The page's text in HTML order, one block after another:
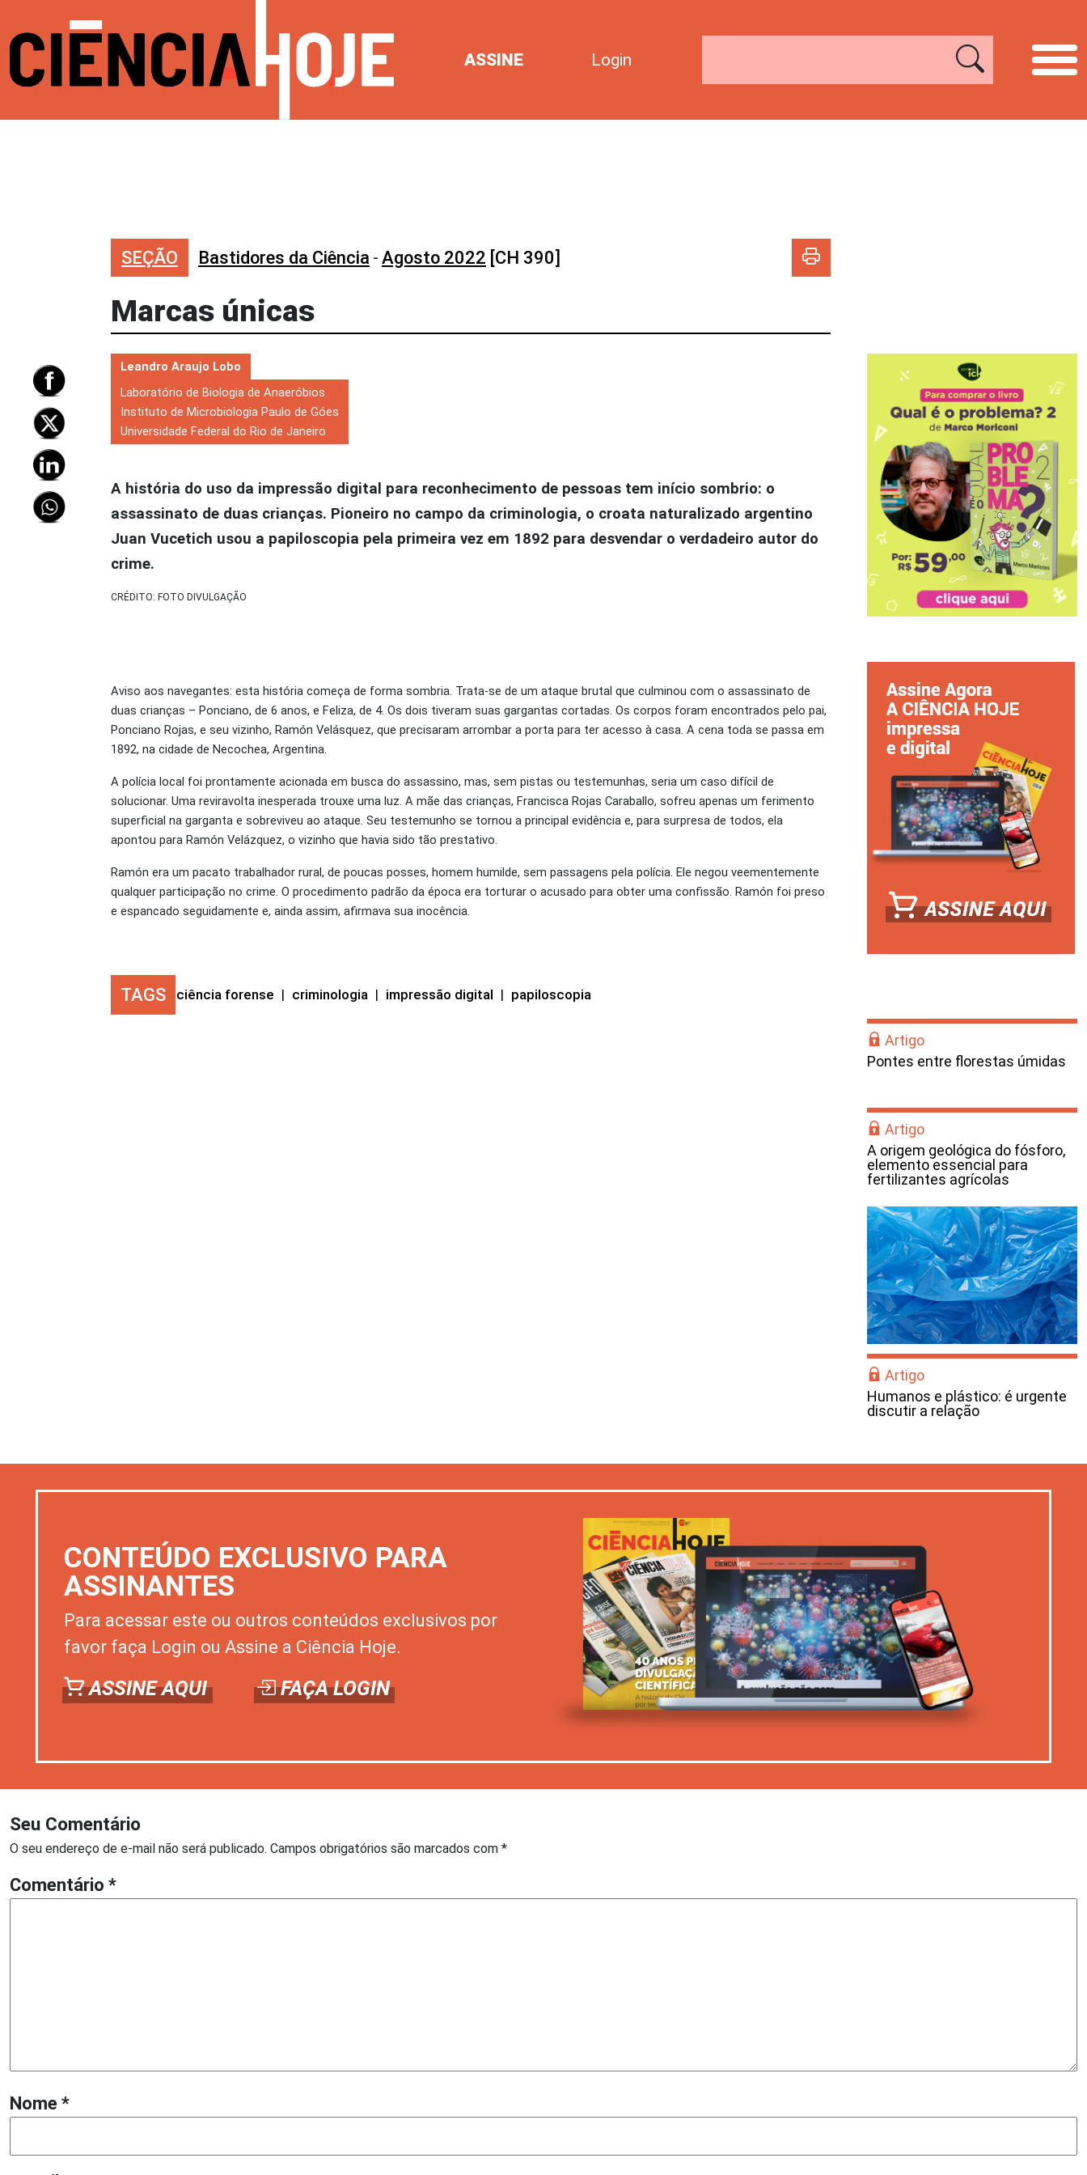
ASSINE Login
SEÇÃO Bastidores da Ciência - Agosto 2022 [CH 390]
Marcas únicas
Leandro Araujo Lobo
Laboratório de Biologia de Anaeróbios
Instituto de Microbiologia Paulo de Góes
Universidade Federal do Rio de Janeiro
A história do uso da impressão digital para reconhecimento de pessoas tem início sombrio: o
assassinato de duas crianças. Pioneiro no campo da criminologia, o croata naturalizado argentino
Juan Vucetich usou a papiloscopia pela primeira vez em 1892 para desvendar o verdadeiro autor do
crime.
CRÉDITO: FOTO DIVULGAÇÃO
Aviso aos navegantes: esta história começa de forma sombria. Trata-se de um ataque brutal que culminou com o assassinato de
duas crianças – Ponciano, de 6 anos, e Feliza, de 4. Os dois tiveram suas gargantas cortadas. Os corpos foram encontrados pelo pai,
Ponciano Rojas, e seu vizinho, Ramón Velásquez, que precisaram arrombar a porta para ter acesso à casa. A cena toda se passa em
1892, na cidade de Necochea, Argentina.
A polícia local foi prontamente acionada em busca do assassino, mas, sem pistas ou testemunhas, seria um caso difícil de
solucionar. Uma reviravolta inesperada trouxe uma luz. A mãe das crianças, Francisca Rojas Caraballo, sofreu apenas um ferimento
superficial na garganta e sobreviveu ao ataque. Seu testemunho se tornou a principal evidência e, para surpresa de todos, ela
apontou para Ramón Velázquez, o vizinho que havia sido tão prestativo.
Ramón era um pacato trabalhador rural, de poucas posses, homem humilde, sem passagens pela polícia. Ele negou veementemente
qualquer participação no crime. O procedimento padrão da época era torturar o acusado para obter uma confissão. Ramón foi preso
e espancado seguidamente e, ainda assim, afirmava sua inocência.
TAGS ciência forense | criminologia | impressão digital | papiloscopia
Artigo
Pontes entre florestas úmidas
Artigo
A origem geológica do fósforo,
elemento essencial para
fertilizantes agrícolas
Artigo
Humanos e plástico: é urgente
discutir a relação
CONTEÚDO EXCLUSIVO PARA
ASSINANTES
Para acessar este ou outros conteúdos exclusivos por
favor faça Login ou Assine a Ciência Hoje.
ASSINE AQUI FAÇA LOGIN
Seu Comentário
O seu endereço de e-mail não será publicado. Campos obrigatórios são marcados com *
Comentário *
Nome *